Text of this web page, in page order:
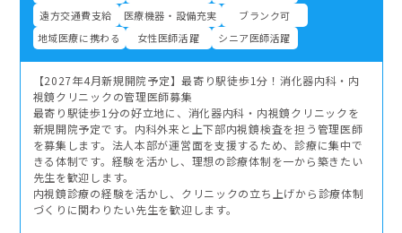
遠方交通費支給
医療機器・設備充実
ブランク可
地域医療に携わる
女性医師活躍 シニア医師活躍
【2027年4月新規開院予定】最寄り駅徒歩1分！消化器内科・内
視鏡クリニックの管理医師募集
最寄り駅徒歩1分の好立地に、消化器内科・内視鏡クリニックを
新規開院予定です。内科外来と上下部内視鏡検査を担う管理医師
を募集します。法人本部が運営面を支援するため、診療に集中で
きる体制です。経験を活かし、理想の診療体制を一から築きたい
先生を歓迎します。
内視鏡診療の経験を活かし、クリニックの立ち上げから診療体制
づくりに関わりたい先生を歓迎します。